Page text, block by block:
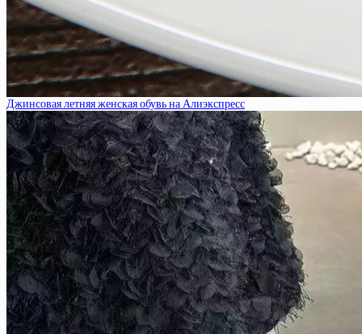
Джинсовая летняя женская обувь на Алиэкспресс